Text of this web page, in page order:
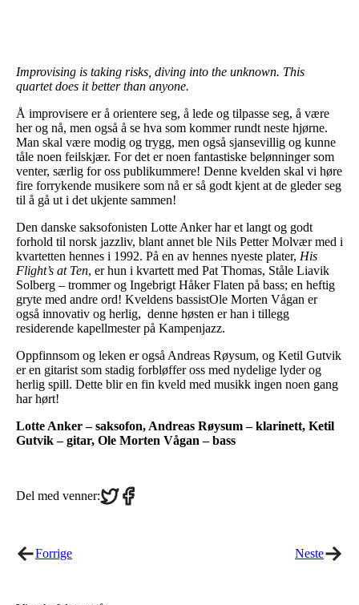
Improvising is taking risks, diving into the unknown. This
quartet does it better than anyone.
Å improvisere er å orientere seg, å lede og tilpasse seg, å være
her og nå, men også å se hva som kommer rundt neste hjørne.
Man skal være modig og trygg, men også sjansevillig og kunne
tåle noen feilskjær. For det er noen fantastiske belønninger som
venter, særlig for oss publikummere! Denne kvelden skal vi høre
fire forrykende musikere som nå er så godt kjent at de gleder seg
til å gå ut i det ukjente sammen!
Den danske saksofonisten Lotte Anker har et langt og godt
forhold til norsk jazzliv, blant annet ble Nils Petter Molvær med i
kvartetten hennes i 1992. På en av hennes nyeste plater, His
Flight’s at Ten, er hun i kvartett med Pat Thomas, Ståle Liavik
Solberg – trommer og Ingebrigt Håker Flaten på bass; en heftig
gryte med andre ord! Kveldens bassistOle Morten Vågan er
også innovativ og herlig, denne høsten er han i tillegg
residerende kapellmester på Kampenjazz.
Oppfinnsom og leken er også Andreas Røysum, og Ketil Gutvik
er en gitarist som stadig forbløffer oss med nydelige lyder og
herlig spill. Dette blir en fin kveld med musikk ingen noen gang
har hørt!
Lotte Anker – saksofon, Andreas Røysum – klarinett, Ketil
Gutvik – gitar, Ole Morten Vågan – bass
Del med venner:Share
on
Share
on
Forrige Neste